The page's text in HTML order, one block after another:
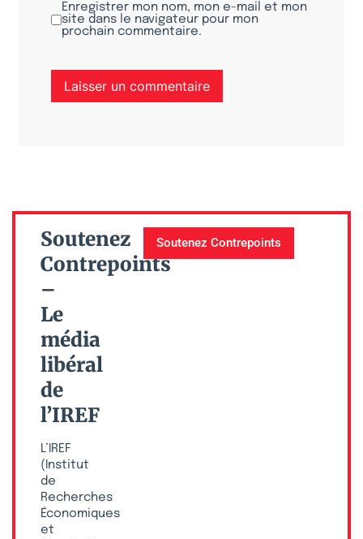
Enregistrer mon nom, mon e-mail et mon
site dans le navigateur pour mon
prochain commentaire.
Soutenez
Contrepoints
–
Le
média
libéral
de
l’IREF
L’IREF
(Institut
de
Recherches
Économiques
et
Soutenez Contrepoints